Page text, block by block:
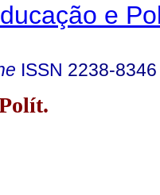
e
ISSN 2238-8346